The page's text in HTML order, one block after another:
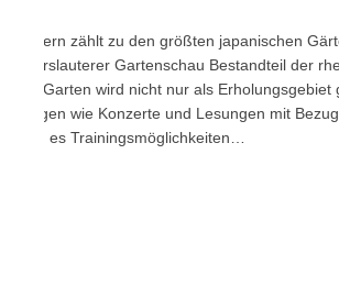
zählt zu den größten japanischen
Gartenschau Bestandteil der
Der Garten wird nicht nur als Erholungsgebiet
wie Konzerte und Lesungen mit
wird es Trainingsmöglichkeiten…